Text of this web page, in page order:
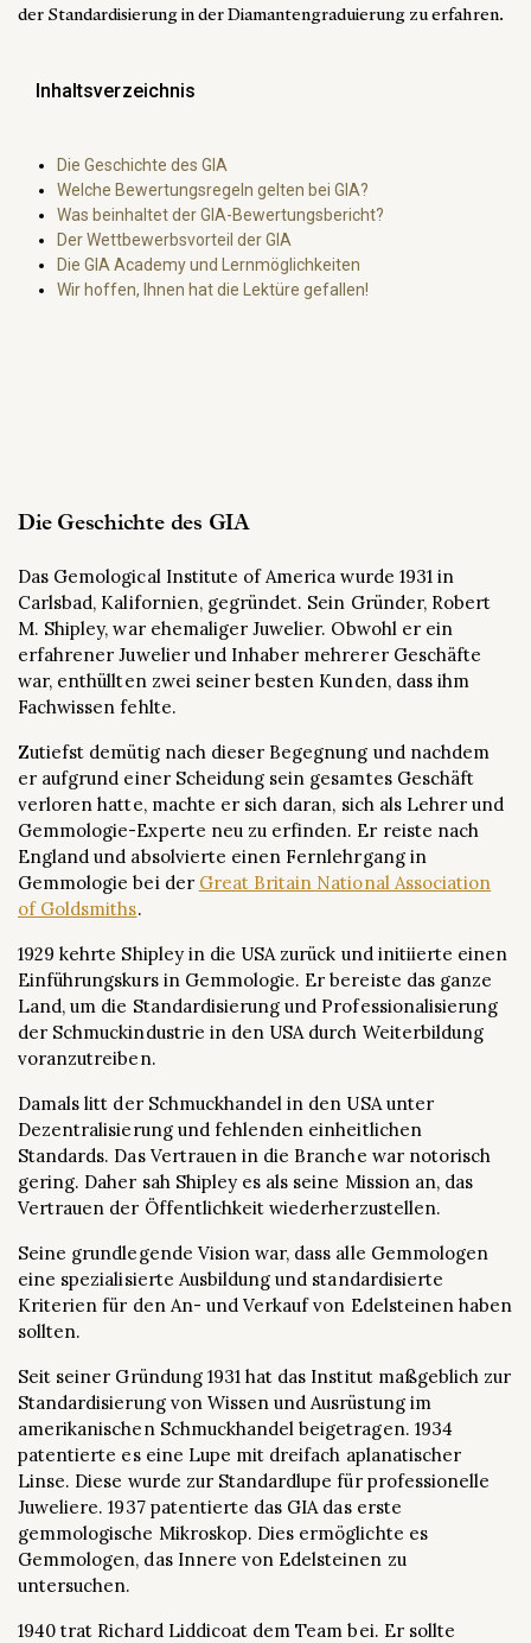
der Standardisierung in der Diamantengraduierung zu erfahren.
Inhaltsverzeichnis
Die Geschichte des GIA
Welche Bewertungsregeln gelten bei GIA?
Was beinhaltet der GIA-Bewertungsbericht?
Der Wettbewerbsvorteil der GIA
Die GIA Academy und Lernmöglichkeiten
Wir hoffen, Ihnen hat die Lektüre gefallen!
Die Geschichte des GIA
Das Gemological Institute of America wurde 1931 in
Carlsbad, Kalifornien, gegründet. Sein Gründer, Robert
M. Shipley, war ehemaliger Juwelier. Obwohl er ein
erfahrener Juwelier und Inhaber mehrerer Geschäfte
war, enthüllten zwei seiner besten Kunden, dass ihm
Fachwissen fehlte.
Zutiefst demütig nach dieser Begegnung und nachdem
er aufgrund einer Scheidung sein gesamtes Geschäft
verloren hatte, machte er sich daran, sich als Lehrer und
Gemmologie-Experte neu zu erfinden. Er reiste nach
England und absolvierte einen Fernlehrgang in
Gemmologie bei der Great Britain National Association
of Goldsmiths.
1929 kehrte Shipley in die USA zurück und initiierte einen
Einführungskurs in Gemmologie. Er bereiste das ganze
Land, um die Standardisierung und Professionalisierung
der Schmuckindustrie in den USA durch Weiterbildung
voranzutreiben.
Damals litt der Schmuckhandel in den USA unter
Dezentralisierung und fehlenden einheitlichen
Standards. Das Vertrauen in die Branche war notorisch
gering. Daher sah Shipley es als seine Mission an, das
Vertrauen der Öffentlichkeit wiederherzustellen.
Seine grundlegende Vision war, dass alle Gemmologen
eine spezialisierte Ausbildung und standardisierte
Kriterien für den An- und Verkauf von Edelsteinen haben
sollten.
Seit seiner Gründung 1931 hat das Institut maßgeblich zur
Standardisierung von Wissen und Ausrüstung im
amerikanischen Schmuckhandel beigetragen. 1934
patentierte es eine Lupe mit dreifach aplanatischer
Linse. Diese wurde zur Standardlupe für professionelle
Juweliere. 1937 patentierte das GIA das erste
gemmologische Mikroskop. Dies ermöglichte es
Gemmologen, das Innere von Edelsteinen zu
untersuchen.
1940 trat Richard Liddicoat dem Team bei. Er sollte